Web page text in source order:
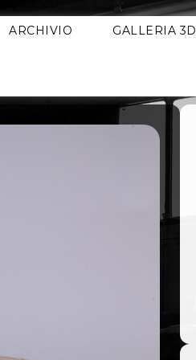
ARCHIVIO GALLERIA 3D